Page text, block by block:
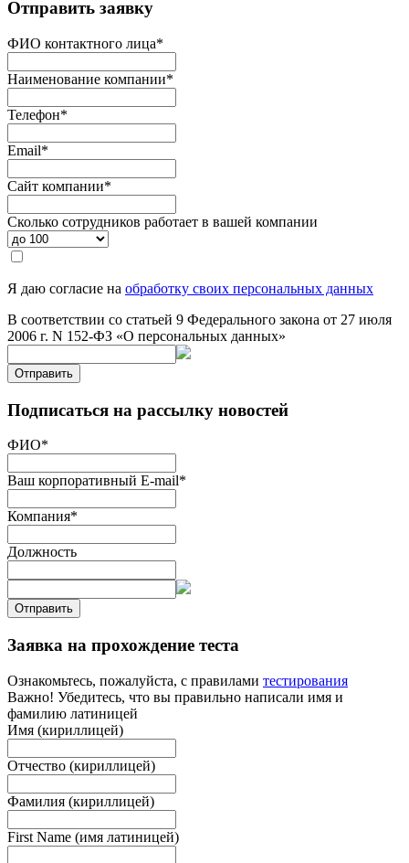
Отправить заявку
ФИО контактного лица*
Наименование компании*
Телефон*
Email*
Сайт компании*
Сколько сотрудников работает в вашей компании
Я даю согласие на обработку своих персональных данных
В соответствии со статьей 9 Федерального закона от 27 июля
2006 г. N 152-ФЗ «О персональных данных»
Отправить
Подписаться на рассылку новостей
ФИО*
Ваш корпоративный E-mail*
Компания*
Должность
Отправить
Заявка на прохождение теста
Ознакомьтесь, пожалуйста, с правилами тестирования
Важно! Убедитесь, что вы правильно написали имя и
фамилию латиницей
Имя (кириллицей)
Отчество (кириллицей)
Фамилия (кириллицей)
First Name (имя латиницей)